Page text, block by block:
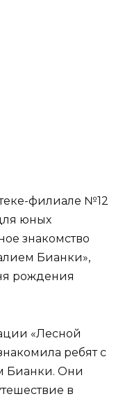
филиале №12
юных
знакомство
Бианки»,
рождения
«Лесной
ребят с
Бианки. Они
в